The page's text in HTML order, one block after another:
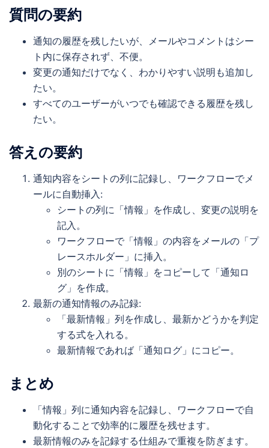
質問の要約
通知の履歴を残したいが、メールやコメントはシー
ト内に保存されず、不便。
変更の通知だけでなく、わかりやすい説明も追加し
たい。
すべてのユーザーがいつでも確認できる履歴を残し
たい。
答えの要約
通知内容をシートの列に記録し、ワークフローでメ
ールに自動挿入:
シートの列に「情報」を作成し、変更の説明を
記入。
ワークフローで「情報」の内容をメールの「プ
レースホルダー」に挿入。
別のシートに「情報」をコピーして「通知ロ
グ」を作成。
最新の通知情報のみ記録:
「最新情報」列を作成し、最新かどうかを判定
する式を入れる。
最新情報であれば「通知ログ」にコピー。
まとめ
「情報」列に通知内容を記録し、ワークフローで自
動化することで効率的に履歴を残せます。
最新情報のみを記録する仕組みで重複を防ぎます。